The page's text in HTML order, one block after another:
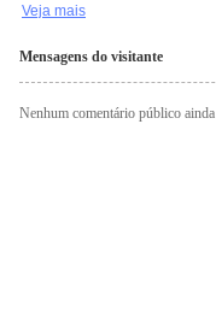
Veja mais
Mensagens do visitante
Nenhum comentário público ainda